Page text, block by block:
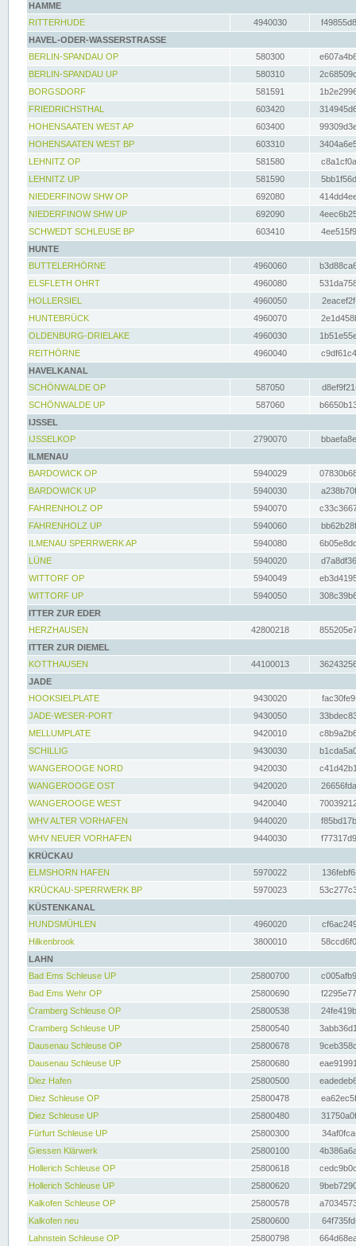
HAMME
RITTERHUDE
4940030
HAVEL-ODER-WASSERSTRASSE
BERLIN-SPANDAU OP
580300
BERLIN-SPANDAU UP
580310
BORGSDORF
581591
FRIEDRICHSTHAL
603420
HOHENSAATEN WEST AP
603400
HOHENSAATEN WEST BP
603310
LEHNITZ OP
581580
LEHNITZ UP
581590
NIEDERFINOW SHW OP
692080
NIEDERFINOW SHW UP
692090
SCHWEDT SCHLEUSE BP
603410
HUNTE
BUTTELERHÖRNE
4960060
ELSFLETH OHRT
4960080
HOLLERSIEL
4960050
HUNTEBRÜCK
4960070
OLDENBURG-DRIELAKE
4960030
REITHÖRNE
4960040
HAVELKANAL
SCHÖNWALDE OP
587050
SCHÖNWALDE UP
587060
IJSSEL
IJSSELKOP
2790070
ILMENAU
BARDOWICK OP
5940029
BARDOWICK UP
5940030
FAHRENHOLZ OP
5940070
FAHRENHOLZ UP
5940060
ILMENAU SPERRWERK AP
5940080
LÜNE
5940020
WITTORF OP
5940049
WITTORF UP
5940050
ITTER ZUR EDER
HERZHAUSEN
42800218
ITTER ZUR DIEMEL
KOTTHAUSEN
44100013
JADE
HOOKSIELPLATE
9430020
JADE-WESER-PORT
9430050
MELLUMPLATE
9420010
SCHILLIG
9430030
WANGEROOGE NORD
9420030
WANGEROOGE OST
9420020
WANGEROOGE WEST
9420040
WHV ALTER VORHAFEN
9440020
WHV NEUER VORHAFEN
9440030
KRÜCKAU
ELMSHORN HAFEN
5970022
KRÜCKAU-SPERRWERK BP
5970023
KÜSTENKANAL
HUNDSMÜHLEN
4960020
Hilkenbrook
3800010
LAHN
Bad Ems Schleuse UP
25800700
Bad Ems Wehr OP
25800690
Cramberg Schleuse OP
25800538
Cramberg Schleuse UP
25800540
Dausenau Schleuse OP
25800678
Dausenau Schleuse UP
25800680
Diez Hafen
25800500
Diez Schleuse OP
25800478
Diez Schleuse UP
25800480
Fürfurt Schleuse UP
25800300
Giessen Klärwerk
25800100
Hollerich Schleuse OP
25800618
Hollerich Schleuse UP
25800620
Kalkofen Schleuse OP
25800578
Kalkofen neu
25800600
Lahnstein Schleuse OP
25800798